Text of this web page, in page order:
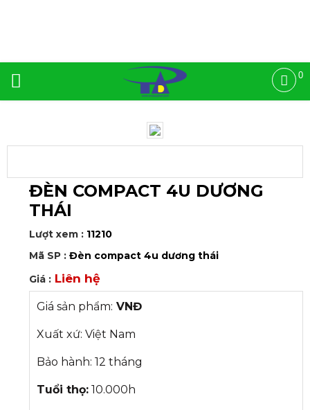
0
ĐÈN COMPACT 4U DƯƠNG
THÁI
Lượt xem : 11210
Mã SP : Đèn compact 4u dương thái
Giá : Liên hệ
Giá sản phẩm: VNĐ
Xuất xứ: Việt Nam
Bảo hành: 12 tháng
Tuổi thọ: 10.000h